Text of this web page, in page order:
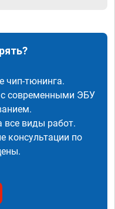
чип-тюнинга.
с современными ЭБУ
все виды работ.
консультации по